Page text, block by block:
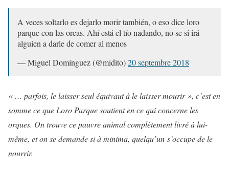
A veces soltarlo es dejarlo morir también, o eso dice loro
parque con las orcas. Ahí está el tío nadando, no se si irá
alguien a darle de comer al menos
— Miguel Domínguez (@midito)20 septembre 2018
« … parfois, le laisser seul équivaut à le laisser mourir », c’est en
somme ce que Loro Parque soutient en ce qui concerne les
orques. On trouve ce pauvre animal complètement livré à lui-
même, et on se demande si à minima, quelqu’un s’occupe de le
nourrir.